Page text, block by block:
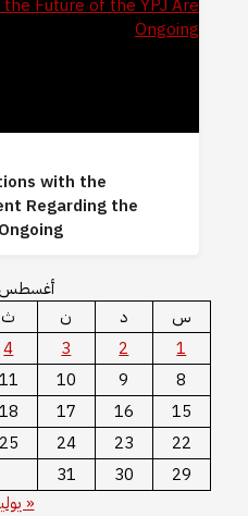
with the
Regarding the
أغسطس 2026
س
د ن ث
1
2
3
4
8
9
10
11
15
16
17
18
22
23
24
25
29
30
31
«